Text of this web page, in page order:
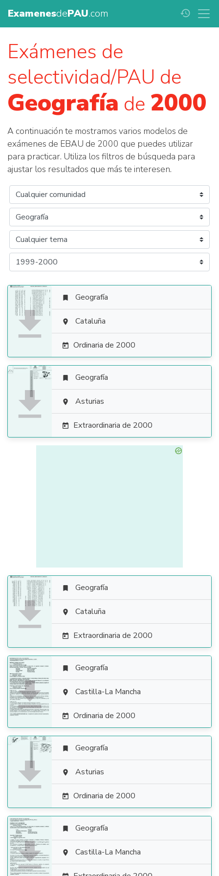
ExamenesdePAU.com history
Exámenes de
selectividad/PAU de
Geografía de 2000
A continuación te mostramos varios modelos de
exámenes de EBAU de 2000 que puedes utilizar
para practicar. Utiliza los filtros de búsqueda para
ajustar los resultados que más te interesen.

 Geografía
 Cataluña
 Ordinaria de 2000

 Geografía
 Asturias
 Extraordinaria de 2000

 Geografía
 Cataluña
 Extraordinaria de 2000

 Geografía
 Castilla-La Mancha
 Ordinaria de 2000

 Geografía
 Asturias
 Ordinaria de 2000

 Geografía
 Castilla-La Mancha